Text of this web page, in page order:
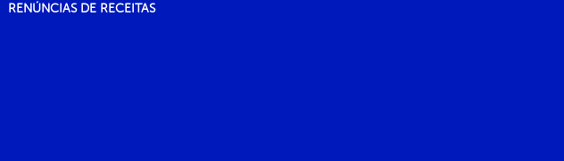
RENÚNCIAS DE RECEITAS